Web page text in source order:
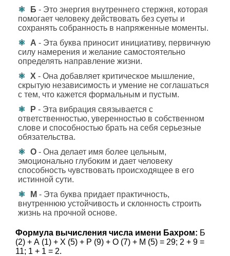
Б - Это энергия внутреннего стержня, которая
помогает человеку действовать без суеты и
сохранять собранность в напряженные моменты.
А - Эта буква приносит инициативу, первичную
силу намерения и желание самостоятельно
определять направление жизни.
Х - Она добавляет критическое мышление,
скрытую независимость и умение не соглашаться
с тем, что кажется формальным и пустым.
Р - Эта вибрация связывается с
ответственностью, уверенностью в собственном
слове и способностью брать на себя серьезные
обязательства.
О - Она делает имя более цельным,
эмоционально глубоким и дает человеку
способность чувствовать происходящее в его
истинной сути.
М - Эта буква придает практичность,
внутреннюю устойчивость и склонность строить
жизнь на прочной основе.
Формула вычисления числа имени Бахром: Б
(2) + А (1) + Х (5) + Р (9) + О (7) + М (5) = 29; 2 + 9 =
11; 1 + 1 = 2.